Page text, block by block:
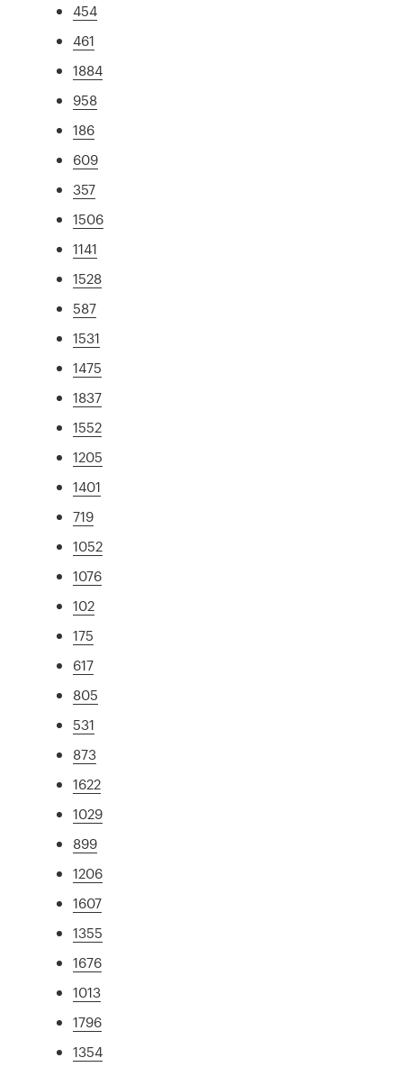
454
461
1884
958
186
609
357
1506
1141
1528
587
1531
1475
1837
1552
1205
1401
719
1052
1076
102
175
617
805
531
873
1622
1029
899
1206
1607
1355
1676
1013
1796
1354